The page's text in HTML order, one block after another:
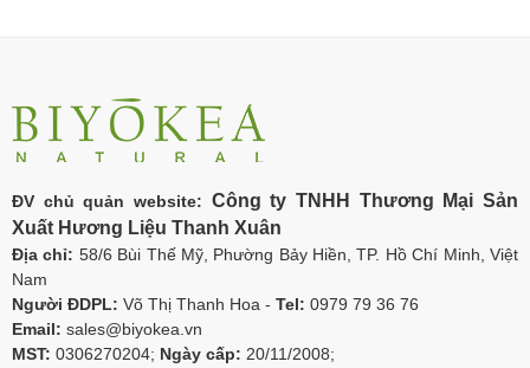
ĐV chủ quản website: Công ty TNHH Thương Mại Sản
Xuất Hương Liệu Thanh Xuân
Địa chỉ: 58/6 Bùi Thế Mỹ, Phường Bảy Hiền, TP. Hồ Chí Minh, Việt
Nam
Người ĐDPL: Võ Thị Thanh Hoa - Tel: 0979 79 36 76
Email: sales@biyokea.vn
MST: 0306270204; Ngày cấp: 20/11/2008;